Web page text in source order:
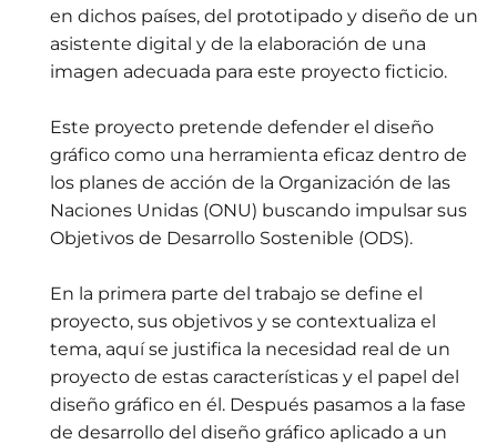
en dichos países, del prototipado y diseño de un
asistente digital y de la elaboración de una
imagen adecuada para este proyecto ficticio.
Este proyecto pretende defender el diseño
gráfico como una herramienta eficaz dentro de
los planes de acción de la Organización de las
Naciones Unidas (ONU) buscando impulsar sus
Objetivos de Desarrollo Sostenible (ODS).
En la primera parte del trabajo se define el
proyecto, sus objetivos y se contextualiza el
tema, aquí se justifica la necesidad real de un
proyecto de estas características y el papel del
diseño gráfico en él. Después pasamos a la fase
de desarrollo del diseño gráfico aplicado a un